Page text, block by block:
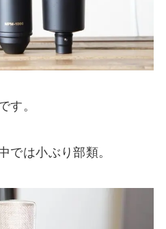
す。
では小ぶり部類。